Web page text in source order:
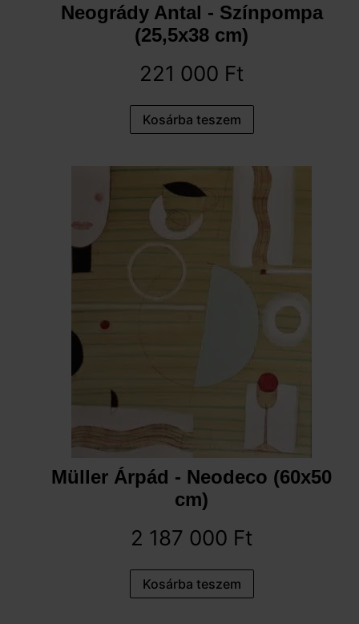
Neogrády Antal - Színpompa
(25,5x38 cm)
221 000 Ft
Kosárba teszem
Müller Árpád - Neodeco (60x50
cm)
2 187 000 Ft
Kosárba teszem